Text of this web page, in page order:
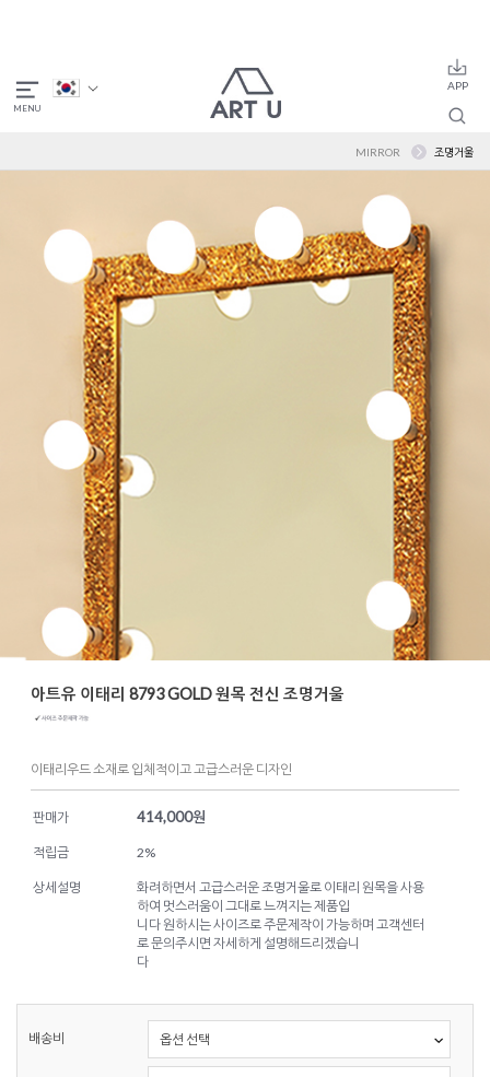
MIRROR 조명거울
아트유 이태리 8793 GOLD 원목 전신 조명거울
이태리우드 소재로 입체적이고 고급스러운 디자인
판매가 414,000원
적립금 2%
상세설명
화려하면서 고급스러운 조명거울로 이태리 원목을 사용
하여 멋스러움이 그대로 느껴지는 제품입
니다 원하시는 사이즈로 주문제작이 가능하며 고객센터
로 문의주시면 자세하게 설명해드리겠습니
다
배송비